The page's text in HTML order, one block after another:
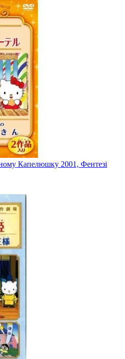
Капелюшку 2001, Фентезі